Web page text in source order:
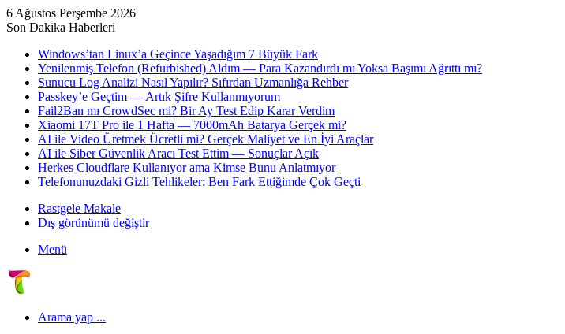
6 Ağustos Perşembe 2026
Son Dakika Haberleri
Windows’tan Linux’a Geçince Yaşadığım 7 Büyük Fark
Yenilenmiş Telefon (Refurbished) Aldım — Para Kazandırdı mı Yoksa Başımı Ağrıttı mı?
Sunucu Log Analizi Nasıl Yapılır? Sıfırdan Uzmanlığa Rehber
Passkey’e Geçtim — Artık Şifre Kullanmıyorum
Fail2Ban mı CrowdSec mi? Bir Ay Test Edip Karar Verdim
Xiaomi 17T Pro ile 1 Hafta — 7000mAh Batarya Gerçek mi?
AI ile Video Üretmek Ücretli mi? Gerçek Maliyet ve En İyi Araçlar
AI ile Siber Güvenlik Aracı Test Ettim — Sonuçlar Açık
Herkes Cloudflare Kullanıyor ama Kimse Bunu Anlatmıyor
Telefonunuzdaki Gizli Tehlikeler: Ben Fark Ettiğimde Çok Geçti
Rastgele Makale
Dış görünümü değiştir
Menü
Arama yap ...